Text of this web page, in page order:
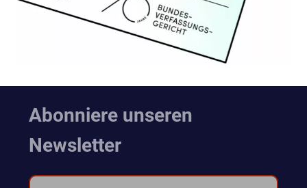
Abonniere unseren
Newsletter